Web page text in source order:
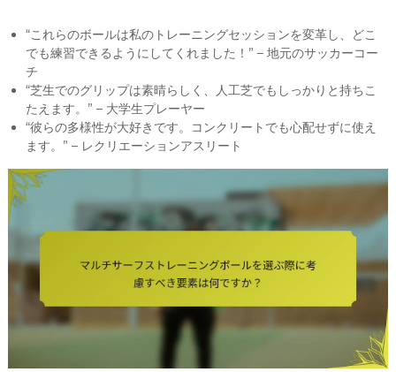
“これらのボールは私のトレーニングセッションを変革し、どこ
でも練習できるようにしてくれました！” – 地元のサッカーコー
チ
“芝生でのグリップは素晴らしく、人工芝でもしっかりと持ちこ
たえます。” – 大学生プレーヤー
“彼らの多様性が大好きです。コンクリートでも心配せずに使え
ます。” – レクリエーションアスリート